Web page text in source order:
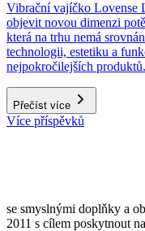
Vibrační vajíčko Lovense
objevit novou dimenzi
která na trhu nemá
technologii, estetiku a
nejpokročilejších produktů.
Přečíst více
Více příspěvků
se smyslnými doplňky a
2011 s cílem poskytnout